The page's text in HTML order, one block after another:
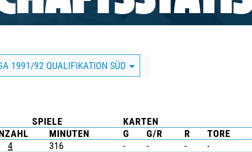
1991/92 QUALIFIKATION SÜD
SPIELE
KARTEN
MINUTEN G G/R R
TORE
4 316 - - -
-